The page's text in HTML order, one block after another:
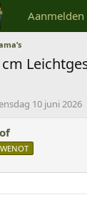
Aanmelden
10 juni 2026